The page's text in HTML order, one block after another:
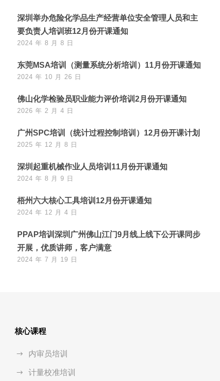
深圳举办危险化学品生产经营单位安全管理人员和主
要负责人培训班12月份开课通知
2024 年 8 月 8 日
东莞MSA培训（测量系统分析培训）11月份开课通知
2024 年 10 月 26 日
佛山化学检验员职业能力评价培训2月份开课通知
2026 年 2 月 4 日
广州SPC培训（统计过程控制培训）12月份开课计划
2025 年 12 月 8 日
深圳起重机械作业人员培训11月份开课通知
2024 年 8 月 9 日
梧州六大核心工具培训12月份开课通知
2024 年 12 月 4 日
PPAP培训深圳广州佛山江门9月线上线下公开课同步
开展，优质讲师，客户满意
2024 年 7 月 19 日
核心课程
内审员培训
计量校准培训